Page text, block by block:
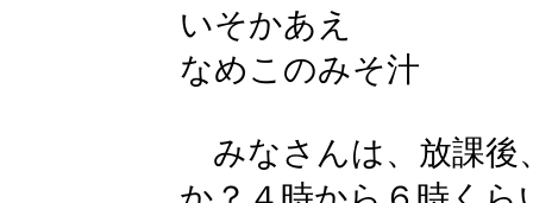
いそかあえ
なめこのみそ汁
みなさんは、放課後